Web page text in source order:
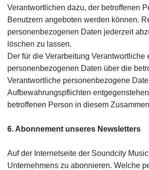
Verantwortlichen dazu, der betroffenen
Benutzern angeboten werden können.
personenbezogenen Daten jederzeit
löschen zu lassen.
Der für die Verarbeitung
personenbezogenen Daten über die
Verantwortliche personenbezogene
Aufbewahrungspflichten
betroffenen Person in diesem
6. Abonnement unseres Newsletters
Auf der Internetseite der Soundcity
Unternehmens zu abonnieren. Welche